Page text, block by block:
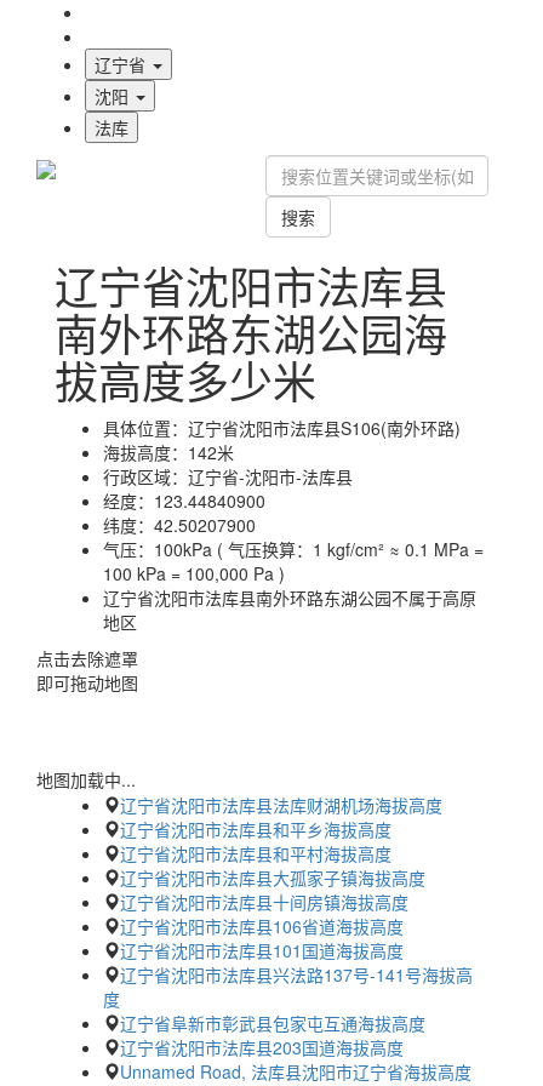
辽宁省
沈阳
法库
搜索
辽宁省沈阳市法库县
南外环路东湖公园海
拔高度多少米
具体位置： 辽宁省沈阳市法库县S106(南外环路)
海拔高度： 142米
行政区域： 辽宁省-沈阳市-法库县
经度： 123.44840900
纬度： 42.50207900
气压： 100kPa ( 气压换算：1 kgf/cm² ≈ 0.1 MPa =
100 kPa = 100,000 Pa )
辽宁省沈阳市法库县南外环路东湖公园不属于高原
地区
点击去除遮罩
即可拖动地图
地图加载中...
辽宁省沈阳市法库县法库财湖机场海拔高度
辽宁省沈阳市法库县和平乡海拔高度
辽宁省沈阳市法库县和平村海拔高度
辽宁省沈阳市法库县大孤家子镇海拔高度
辽宁省沈阳市法库县十间房镇海拔高度
辽宁省沈阳市法库县106省道海拔高度
辽宁省沈阳市法库县101国道海拔高度
辽宁省沈阳市法库县兴法路137号-141号海拔高
度
辽宁省阜新市彰武县包家屯互通海拔高度
辽宁省沈阳市法库县203国道海拔高度
Unnamed Road, 法库县沈阳市辽宁省海拔高度